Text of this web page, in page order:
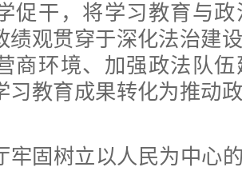
促干，将学习教育与
绩观贯穿于深化法治建
商环境、加强政法队
习教育成果转化为推动
固树立以人民为中心的